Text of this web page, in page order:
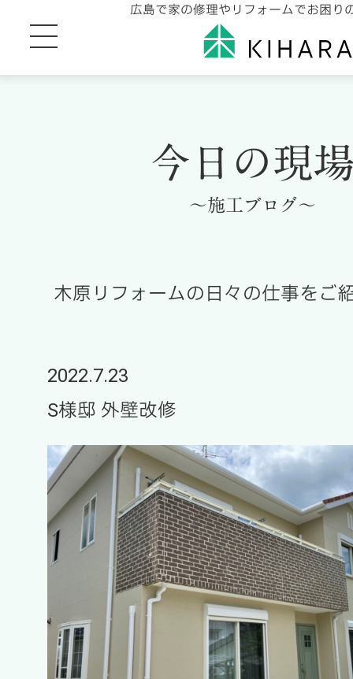
広島で家の修理やリフォームでお困り
今日の現
～施工ブログ～
木原リフォームの日々の仕事をご
2022.7.23
S様邸 外壁改修